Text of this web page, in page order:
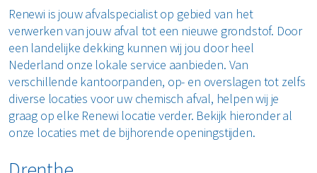
Afvalinzameling
Rolcontainers
Afzetcontainers
Ondergrondse containers
Perscontainers
Swill tank
Inzamelmiddelen gevaarlijk afval
Interne inzamelmiddelen
Bouw
Asbest
Banden
Bouw- en sloopafval
Circulaire materialen
Glas
Hout
Advies
Klantenservice
MyRenewi
Renewi is jouw afvalspecialist op gebied van het
verwerken van jouw afval tot een nieuwe grondstof. Door
een landelijke dekking kunnen wij jou door heel
Nederland onze lokale service aanbieden. Van
verschillende kantoorpanden, op- en overslagen tot zelfs
diverse locaties voor uw chemisch afval, helpen wij je
graag op elke Renewi locatie verder. Bekijk hieronder al
onze locaties met de bijhorende openingstijden.